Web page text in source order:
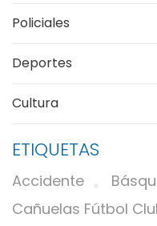
Policiales
Deportes
Cultura
ETIQUETAS
Accidente
Cañuelas Fútbol